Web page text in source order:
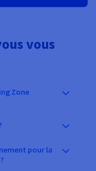
vous
Zone
pour la